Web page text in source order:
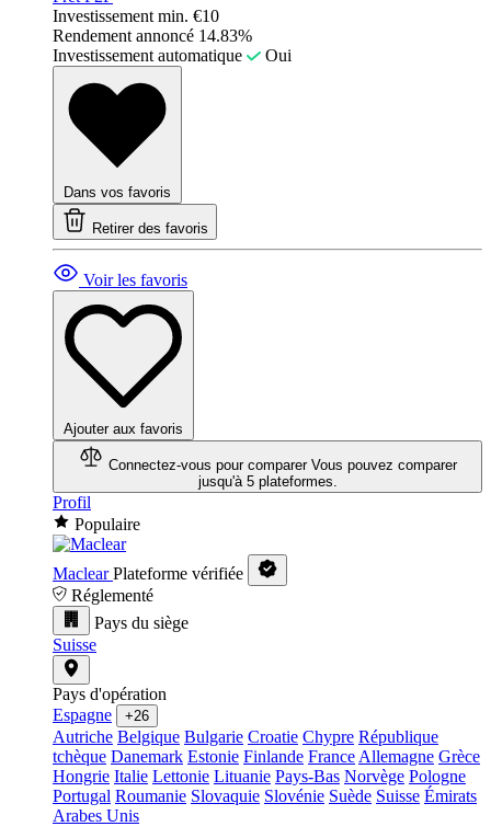
Investissement min. €10
Rendement annoncé 14.83%
Investissement automatique
Oui
Dans vos favoris
Retirer des favoris
Voir les favoris
Ajouter aux favoris
Connectez-vous pour comparer Vous pouvez comparer
jusqu'à 5 plateformes.
Profil
Populaire
Maclear Plateforme vérifiée
Réglementé
Pays du siège
Suisse
Pays d'opération
Espagne
+26
Autriche Belgique Bulgarie Croatie Chypre République
tchèque Danemark Estonie Finlande France Allemagne Grèce
Hongrie Italie Lettonie Lituanie Pays-Bas Norvège Pologne
Portugal Roumanie Slovaquie Slovénie Suède Suisse Émirats
Arabes Unis